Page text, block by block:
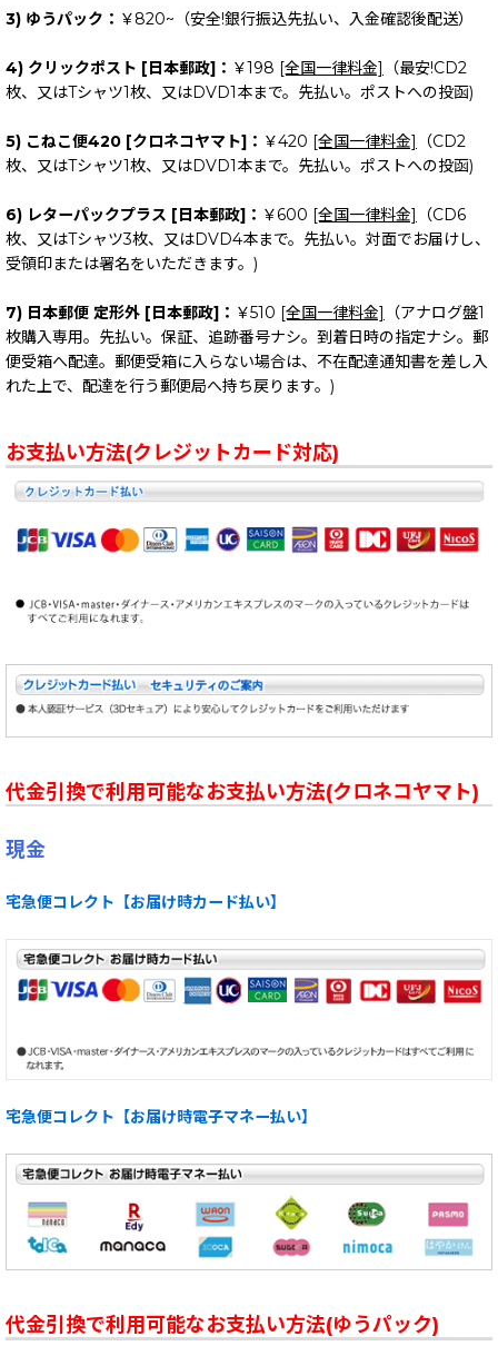
3) ゆうパック： ￥820~（安全!銀行振込先払い、入金確認後配送）
4) クリックポスト [日本郵政]： ￥198 [全国一律料金]
（最安!CD2
枚、又はTシャツ1枚、又はDVD1本まで。先払い。ポストへの投函)
5) こねこ便420 [クロネコヤマト]： ￥420 [全国一律料金]
（CD2
枚、又はTシャツ1枚、又はDVD1本まで。先払い。ポストへの投函)
6) レターパックプラス [日本郵政]： ￥600 [全国一律料金]
（CD6
枚、又はTシャツ3枚、又はDVD4本まで。先払い。対面でお届けし、
受領印または署名をいただきます。)
7) 日本郵便 定形外 [日本郵政]： ￥510 [全国一律料金]
（アナログ盤1
枚購入専用。先払い。保証、追跡番号ナシ。到着日時の指定ナシ。郵
便受箱へ配達。郵便受箱に入らない場合は、不在配達通知書を差し入
れた上で、配達を行う郵便局へ持ち戻ります。)
お支払い方法(クレジットカード対応)
代金引換で利用可能なお支払い方法(クロネコヤマト)
現金
宅急便コレクト【お届け時カード払い】
宅急便コレクト【お届け時電子マネー払い】
代金引換で利用可能なお支払い方法(ゆうパック)